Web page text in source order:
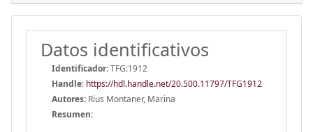
Datos identificativos
Identificador:TFG:1912
Handle: https://hdl.handle.net/20.500.11797/TFG1912
Autores: Rius Montaner, Marina
Resumen: